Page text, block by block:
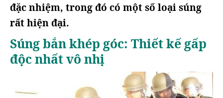
đặc nhiệm, trong đó có một số loại súng
rất hiện đại.
Súng bắn khép góc: Thiết kế gấp
độc nhất vô nhị